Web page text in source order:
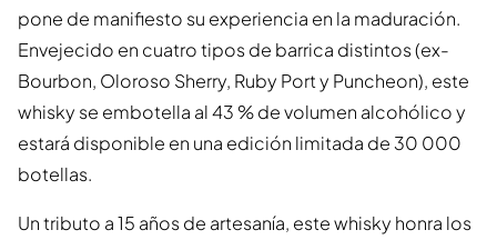
pone de manifiesto su experiencia en la maduración.
Envejecido en cuatro tipos de barrica distintos (ex-
Bourbon, Oloroso Sherry, Ruby Port y Puncheon), este
whisky se embotella al 43 % de volumen alcohólico y
estará disponible en una edición limitada de 30 000
botellas.
Un tributo a 15 años de artesanía, este whisky honra los